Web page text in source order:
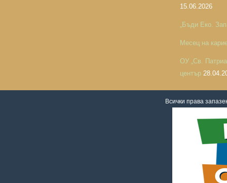
15.06.2026
„Бъди Еко.
Месец на
ОУ „Св.
център
Всички права